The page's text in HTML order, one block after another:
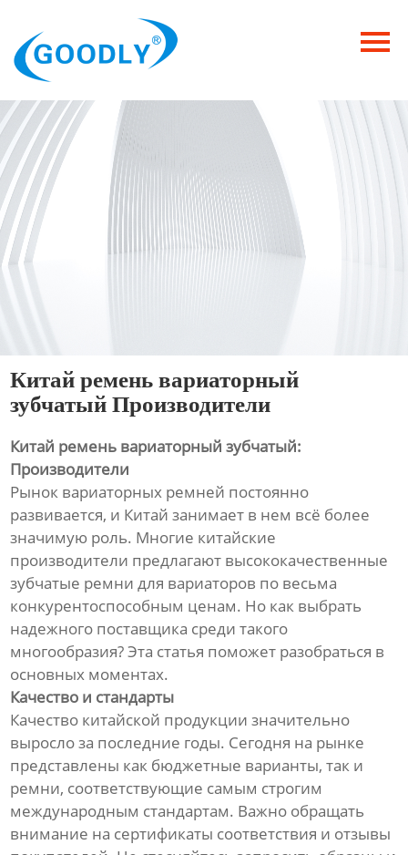
Продукция
ОТРАСЛИ
Категория
Новости
Контакты
Китай ремень вариаторный
зубчатый Производители
Китай ремень вариаторный зубчатый:
Производители
Рынок вариаторных ремней постоянно
развивается, и Китай занимает в нем всё более
значимую роль. Многие китайские
производители предлагают высококачественные
зубчатые ремни для вариаторов по весьма
конкурентоспособным ценам. Но как выбрать
надежного поставщика среди такого
многообразия? Эта статья поможет разобраться в
основных моментах.
Качество и стандарты
Качество китайской продукции значительно
выросло за последние годы. Сегодня на рынке
представлены как бюджетные варианты, так и
ремни, соответствующие самым строгим
международным стандартам. Важно обращать
внимание на сертификаты соответствия и отзывы